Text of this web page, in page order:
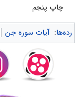
بيان قدرت حق. «لَنْ نُعْجِزَ
بيان ضعف انسان. «لَنْ
اميد دادن به اهل
مقايسه ميان
با عمل خود ديگران را
چاپ پنجم‌
رده‌ها: آیات سوره جن